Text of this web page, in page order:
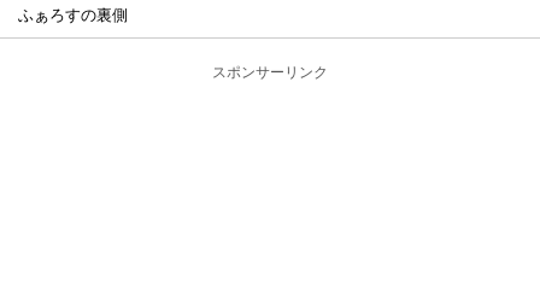
ふぁろすの裏側
スポンサーリンク